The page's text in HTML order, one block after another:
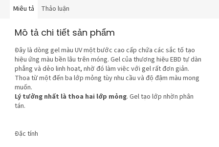
Miêu tả Thảo luận
Mô tả chi tiết sản phẩm
Đây là dòng gel màu UV một bước cao cấp chứa các sắc tố tạo
hiệu ứng màu bền lâu trên móng. Gel của thương hiệu EBD tự dàn
phẳng và dẻo linh hoạt, nhờ đó làm việc với gel rất đơn giản.
Thoa từ một đến ba lớp mỏng tùy nhu cầu và độ đậm màu mong
muốn.
Lý tưởng nhất là thoa hai lớp mỏng. Gel tạo lớp nhờn phân
tán.
Đặc tính